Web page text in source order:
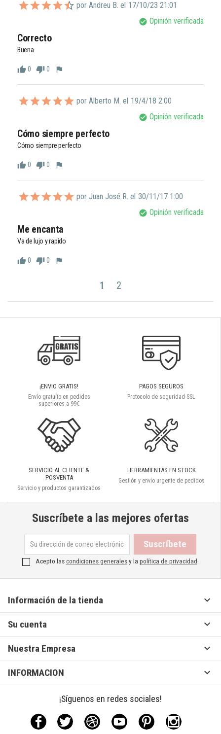
por Andreu B. el 17/10/23 21:01
check_circle Opinión verificada
Correcto
Buena
thumb_up0 thumb_down0 flag
por Alberto M. el 19/4/18 2:00
check_circle Opinión verificada
Cómo siempre perfecto
Cómo siempre perfecto
thumb_up0 thumb_down0 flag
por Juan José R. el 30/11/17 1:00
check_circle Opinión verificada
Me encanta
Va de lujo y rapido
thumb_up0 thumb_down0 flag
1 2
¡ENVIO GRATIS!
Envío gratuíto en pedidos
superiores a 99€
PAGOS SEGUROS
Protocolo de seguridad SSL
SERVICIO AL CLIENTE &
POSVENTA
Servicio y productos garantizados
HERRAMIENTAS EN STOCK
Gestión y envío urgente de pedidos
Suscríbete a las mejores ofertas
Acepto lascondiciones generalesy la política de privacidad
Información de la tienda 
Su cuenta 
Nuestra Empresa 
INFORMACION 
¡Síguenos en redes sociales!
Facebook Twitter Rss YouTubePinterestInstagram